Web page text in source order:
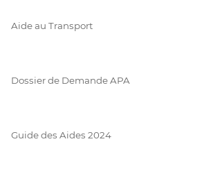
Aide au Transport
Dossier de Demande APA
Guide des Aides 2024